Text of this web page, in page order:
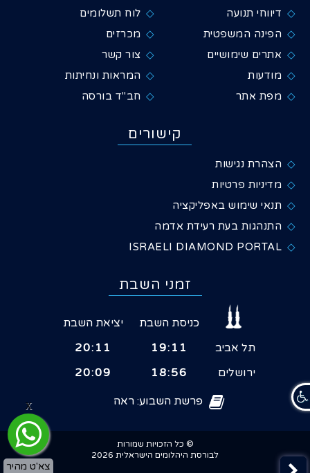
דיווחי תנועה
לוח תשלומים
הפינה המשפטית
מכרזים
אתרים שימושיים
צור קשר
מודעות
המראות ונחיתות
מפת אתר
חב"ד בורסה
קישורים
הצהרת נגישות
מדיניות פרטיות
תנאי שימוש באפליקציה
התנהגות בעת רעידת אדמה
ISRAELI DIAMOND PORTAL
זמני השבת
כניסת השבת
יציאת השבת
תל אביב
19:11
20:11
ירושלים
18:56
20:09
פרשת השבוע: ראה
© כל הזכויות שמורות
לבורסת היהלומים הישראלית 2026
X
צא'ט מהיר